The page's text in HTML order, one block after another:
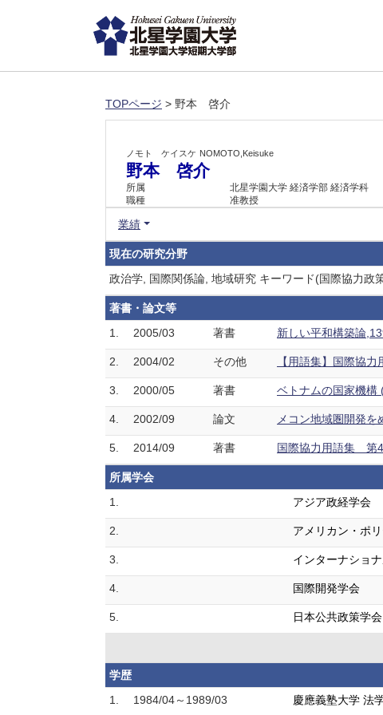
TOPページ > 野本 啓介
ノモト ケイスケ NOMOTO,Keisuke
野本 啓介
所属
北星学園大学 経済学部 経済学科
職種
准教授
業績
現在の研究分野
政治学, 国際関係論, 地域研究 キーワード(国際協力政
著書・論文等
1.
2005/03 著書 新しい平和構築論
2. 2004/02 その他 【用語集】国際協
3. 2000/05 著書 ベトナムの国家機構
4. 2002/09 論文 メコン地域圏開発
5. 2014/09 著書 国際協力用語集 第
所属学会
1.
アジア政経学会
2. アメリカン・ポ
3. インターナショ
4. 国際開発学会
5. 日本公共政策学会
学歴
1.
1984/04～1989/03 慶應義塾大学 法